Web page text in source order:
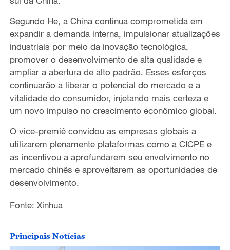
Segundo He, a China continua comprometida em
expandir a demanda interna, impulsionar atualizações
industriais por meio da inovação tecnológica,
promover o desenvolvimento de alta qualidade e
ampliar a abertura de alto padrão. Esses esforços
continuarão a liberar o potencial do mercado e a
vitalidade do consumidor, injetando mais certeza e
um novo impulso no crescimento econômico global.
O vice-premiê convidou as empresas globais a
utilizarem plenamente plataformas como a CICPE e
as incentivou a aprofundarem seu envolvimento no
mercado chinês e aproveitarem as oportunidades de
desenvolvimento.
Fonte: Xinhua
Principais Notícias